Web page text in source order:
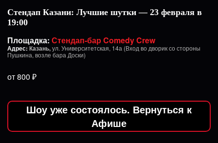
Стендап Казани: Лучшие шутки — 23 февраля в
19:00
Площадка: Стендап-бар Comedy Crew
Адрес: Казань,ул. Университетская, 14а (Вход во дворик со стороны
Пушкина, возле бара Доски)
от 800 ₽
Шоу уже состоялось. Вернуться к
Афише